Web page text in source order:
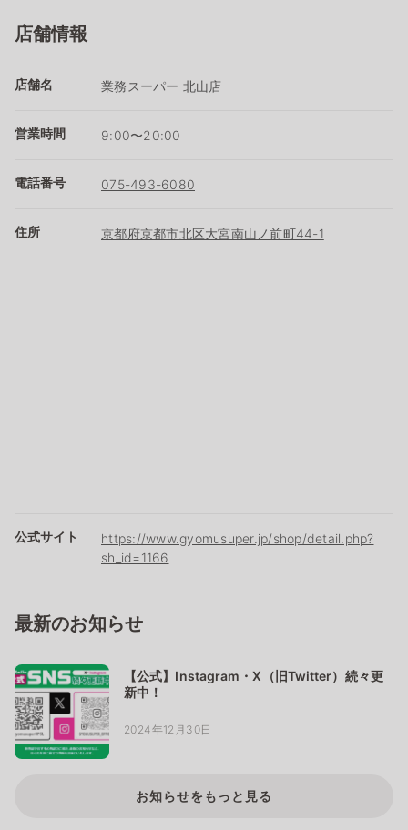
店舗情報
店舗名 業務スーパー 北山店
営業時間 9:00〜20:00
電話番号 075-493-6080
住所 京都府京都市北区大宮南山ノ前町44-1
公式サイト
https://www.gyomusuper.jp/shop/detail.php?
sh_id=1166
最新のお知らせ
【公式】Instagram・X（旧Twitter）続々更
新中！
2024年12月30日
お知らせをもっと見る